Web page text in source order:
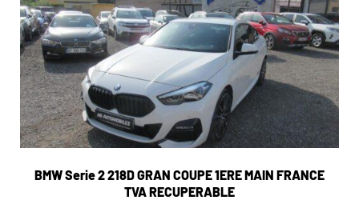
BMW Serie 2 218D GRAN COUPE 1ERE MAIN FRANCE
TVA RECUPERABLE